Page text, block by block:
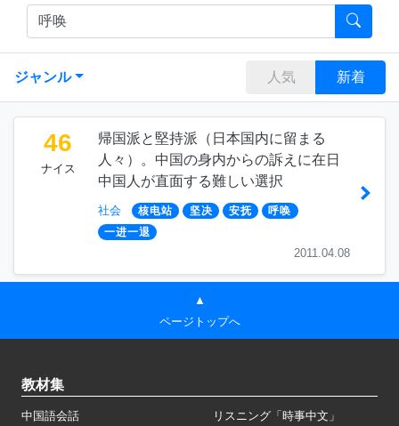
ジャンル 人気 新着
46
ナイス
帰国派と堅持派（日本国内に留まる
人々）。中国の身内からの訴えに在日
中国人が直面する難しい選択
社会 核电站 坚决 安抚
呼唤
一进一退
2011.04.08
▲
ページトップへ
教材集
中国語会話
リスニング「時事中文」